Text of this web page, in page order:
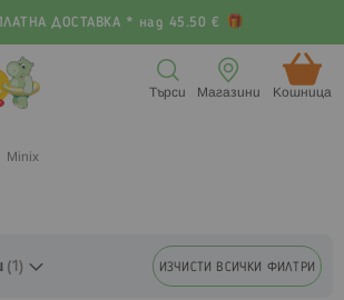
ДОСТАВКА * над 45.50 €
Кошница (
Магазини
Търси
Minix
ИЗЧИСТИ ВСИЧКИ ФИЛТРИ